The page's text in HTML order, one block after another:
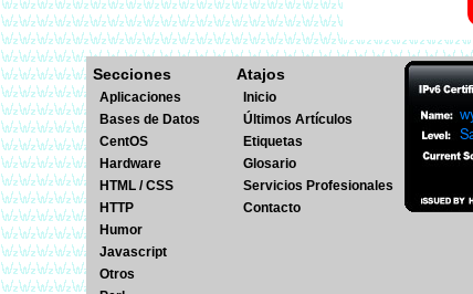
Secciones
Aplicaciones
Bases de Datos
CentOS
Hardware
HTML / CSS
HTTP
Humor
Javascript
Otros
Atajos
Inicio
Últimos Artículos
Etiquetas
Glosario
Servicios Profesionales
Contacto